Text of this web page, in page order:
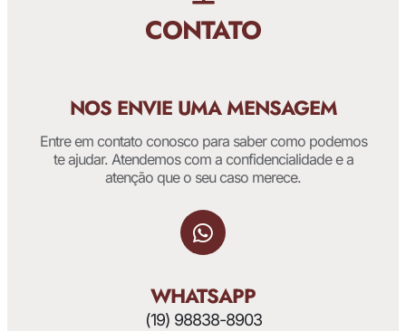
CONTATO
NOS ENVIE UMA MENSAGEM
Entre em contato conosco para saber como podemos
te ajudar. Atendemos com a confidencialidade e a
atenção que o seu caso merece.
WHATSAPP
(19) 98838-8903